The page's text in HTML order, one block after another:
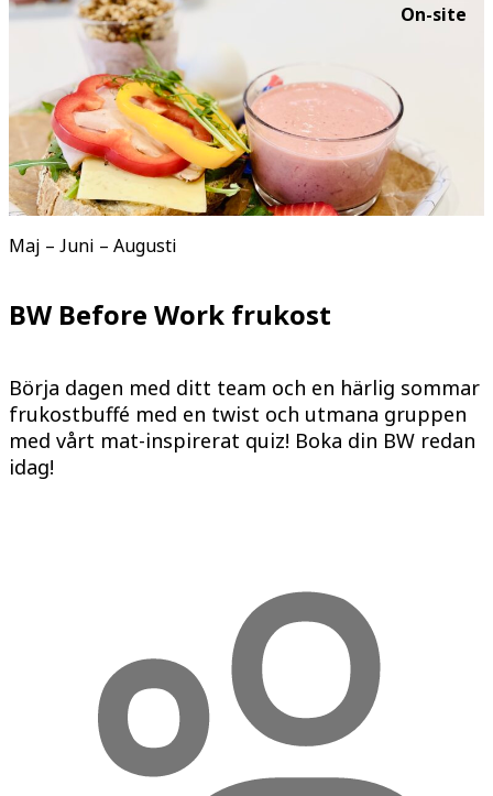
On-site
Maj – Juni – Augusti
BW Before Work frukost
Börja dagen med ditt team och en härlig sommar
frukostbuffé med en twist och utmana gruppen
med vårt mat-inspirerat quiz! Boka din BW redan
idag!